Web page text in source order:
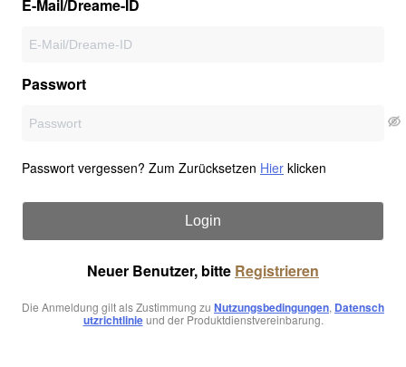
E-Mail/Dreame-ID
Passwort
Passwort vergessen? Zum Zurücksetzen Hier klicken
Login
Neuer Benutzer, bitte Registrieren
Die Anmeldung gilt als Zustimmung zu Nutzungsbedingungen, Datensch
utzrichtlinieund der Produktdienstvereinbarung.